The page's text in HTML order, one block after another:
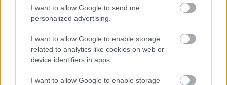
I want to allow Google to send me
personalized advertising.
I want to allow Google to enable storage
related to analytics like cookies on web or
device identifiers in apps.
I want to allow Google to enable storage